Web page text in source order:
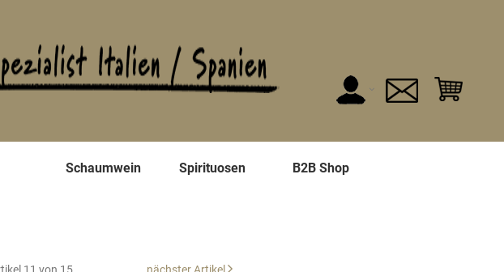
Schaumwein Spirituosen B2B Shop